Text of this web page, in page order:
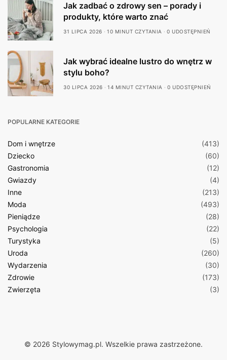
Jak zadbać o zdrowy sen – porady i
produkty, które warto znać
31 LIPCA 2026 10 MINUT CZYTANIA 0 UDOSTĘPNIEŃ
Jak wybrać idealne lustro do wnętrz w
stylu boho?
30 LIPCA 2026 14 MINUT CZYTANIA 0 UDOSTĘPNIEŃ
POPULARNE KATEGORIE
Dom i wnętrze
(413)
Dziecko
(60)
Gastronomia
(12)
Gwiazdy
(4)
Inne
(213)
Moda
(493)
Pieniądze
(28)
Psychologia
(22)
Turystyka
(5)
Uroda
(260)
Wydarzenia
(30)
Zdrowie
(173)
Zwierzęta
(3)
© 2026 Stylowymag.pl. Wszelkie prawa zastrzeżone.